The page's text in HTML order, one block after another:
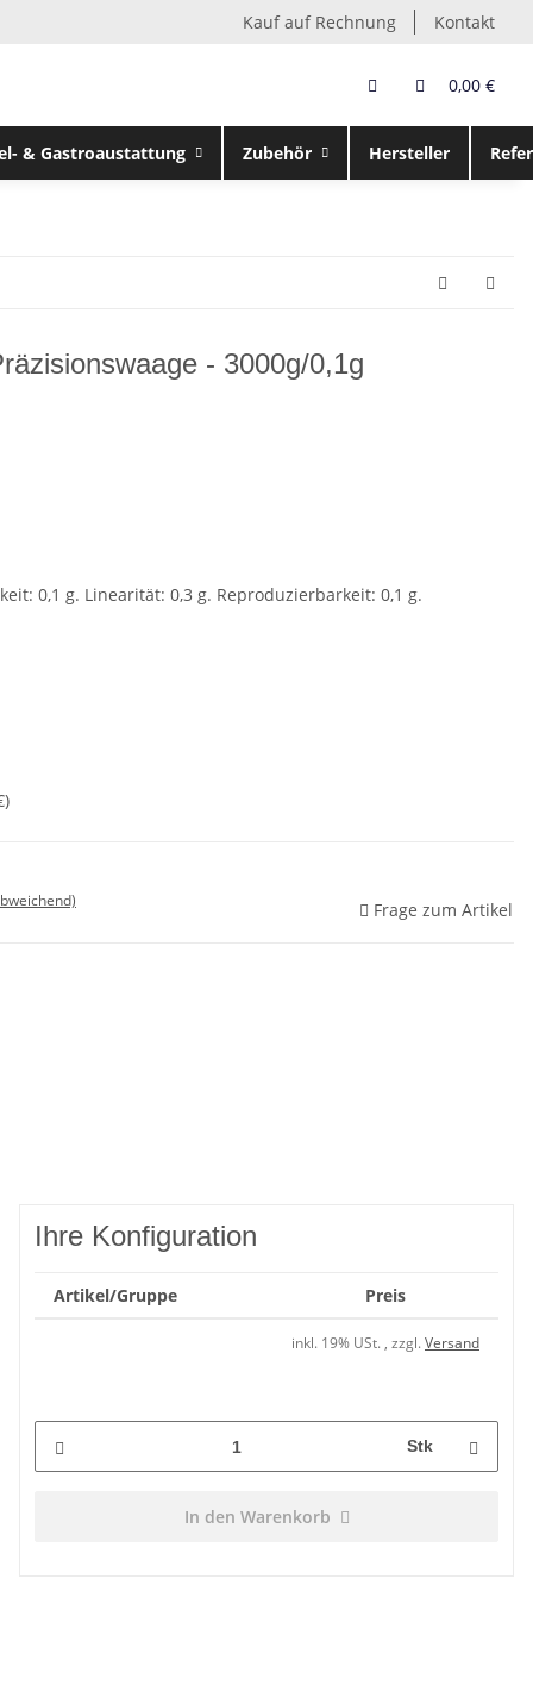
Kauf auf Rechnung Kontakt
0,00 €
& Gastroaustattung Zubehör Hersteller
- 3000g/0,1g
0,1 g. Linearität: 0,3 g. Reproduzierbarkeit: 0,1 g.
)
Frage zum Artikel
Ihre Konfiguration
Artikel/Gruppe Preis
inkl. 19% USt. , zzgl.Versand
Stk
In den Warenkorb